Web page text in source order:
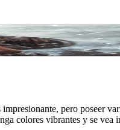
pero poseer
colores vibrantes y se vea